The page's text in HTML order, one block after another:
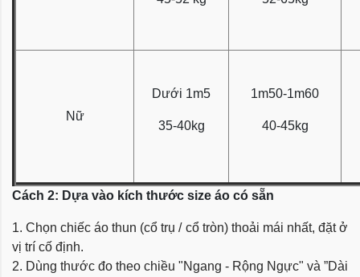
Nữ
Dưới 1m5
35-40kg
1m50-1m60
40-45kg
Cách 2: Dựa vào kích thước size áo có sẵn
1. Chọn chiếc áo thun (cổ trụ / cổ tròn) thoải mái nhất, đặt ở
vị trí cố định.
2. Dùng thước đo theo chiều "Ngang - Rộng Ngực" và ”Dài